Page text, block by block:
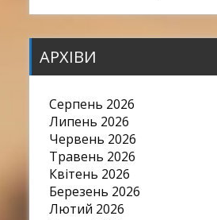
АРХІВИ
Серпень 2026
Липень 2026
Червень 2026
Травень 2026
Квітень 2026
Березень 2026
Лютий 2026